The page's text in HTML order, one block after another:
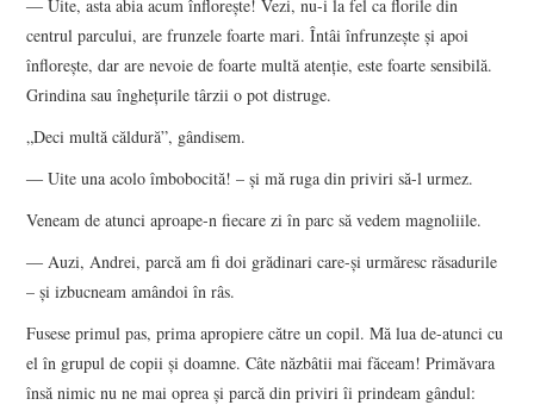
― Uite, asta abia acum înflorește! Vezi, nu-i la fel ca florile din
centrul parcului, are frunzele foarte mari. Întâi înfrunzește și apoi
înflorește, dar are nevoie de foarte multă atenție, este foarte sensibilă.
Grindina sau înghețurile târzii o pot distruge.
„Deci multă căldură”, gândisem.
― Uite una acolo îmbobocită! – și mă ruga din priviri să-l urmez.
Veneam de atunci aproape-n fiecare zi în parc să vedem magnoliile.
― Auzi, Andrei, parcă am fi doi grădinari care-și urmăresc răsadurile
– și izbucneam amândoi în râs.
Fusese primul pas, prima apropiere către un copil. Mă lua de-atunci cu
el în grupul de copii și doamne. Câte năzbâtii mai făceam! Primăvara
însă nimic nu ne mai oprea și parcă din priviri îi prindeam gândul: